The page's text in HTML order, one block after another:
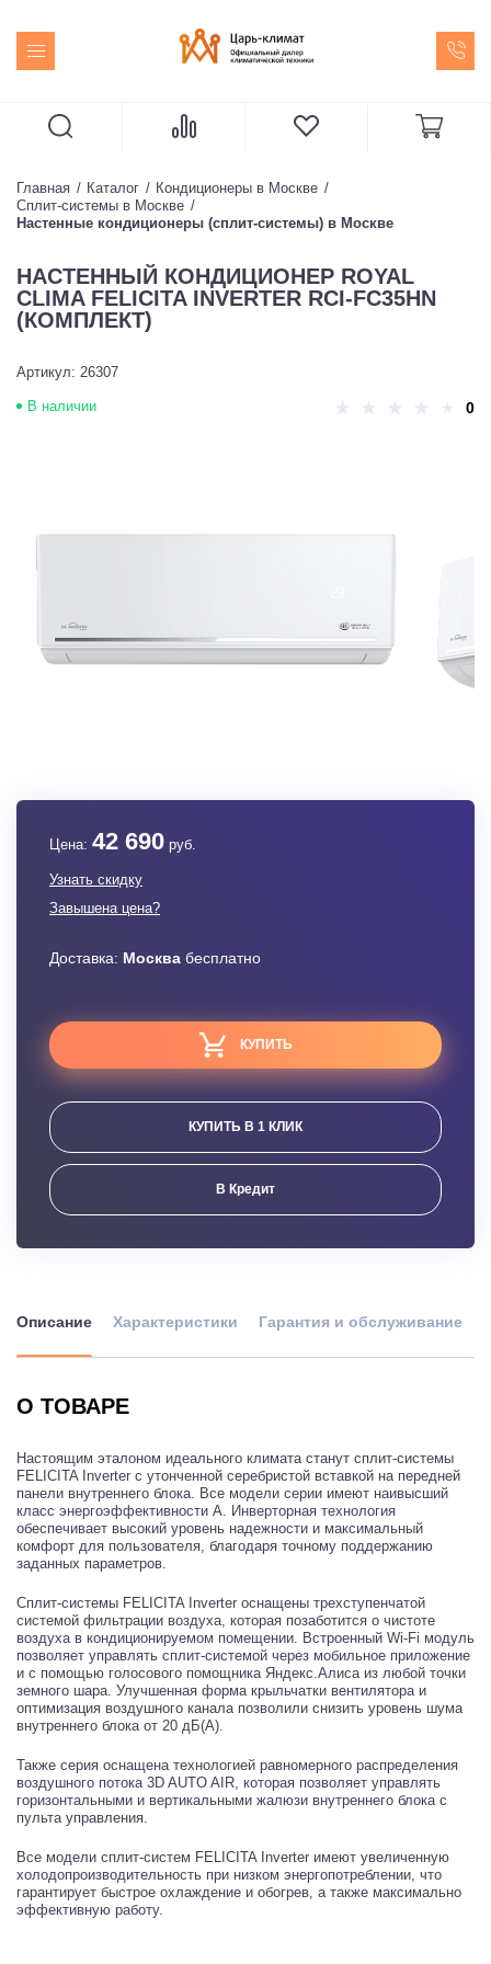
Главная Каталог
Кондиционеры в Москве
Сплит-системы в Москве
Настенные кондиционеры (сплит-системы) в Москве
НАСТЕННЫЙ КОНДИЦИОНЕР ROYAL
CLIMA FELICITA INVERTER RCI-FC35HN
(КОМПЛЕКТ)
Артикул: 26307
В наличии 0
Цена: 42 690 руб.
Узнать скидку
Завышена цена?
Доставка: Москва бесплатно
КУПИТЬ
КУПИТЬ В 1 КЛИК
В Кредит
Описание Характеристики Гарантия и обслуживание
О ТОВАРЕ
Настоящим эталоном идеального климата станут сплит-системы
FELICITA Inverter с утонченной серебристой вставкой на передней
панели внутреннего блока. Все модели серии имеют наивысший
класс энергоэффективности А. Инверторная технология
обеспечивает высокий уровень надежности и максимальный
комфорт для пользователя, благодаря точному поддержанию
заданных параметров.
Сплит-системы FELICITA Inverter оснащены трехступенчатой
системой фильтрации воздуха, которая позаботится о чистоте
воздуха в кондиционируемом помещении. Встроенный Wi-Fi модуль
позволяет управлять сплит-системой через мобильное приложение
и с помощью голосового помощника Яндекс.Алиса из любой точки
земного шара. Улучшенная форма крыльчатки вентилятора и
оптимизация воздушного канала позволили снизить уровень шума
внутреннего блока от 20 дБ(А).
Также серия оснащена технологией равномерного распределения
воздушного потока 3D AUTO AIR, которая позволяет управлять
горизонтальными и вертикальными жалюзи внутреннего блока с
пульта управления.
Все модели сплит-систем FELICITA Inverter имеют увеличенную
холодопроизводительность при низком энергопотреблении, что
гарантирует быстрое охлаждение и обогрев, а также максимально
эффективную работу.